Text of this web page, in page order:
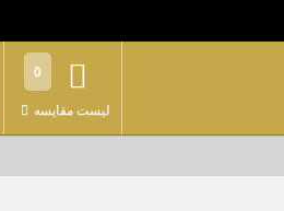
0
لیست مقایسه